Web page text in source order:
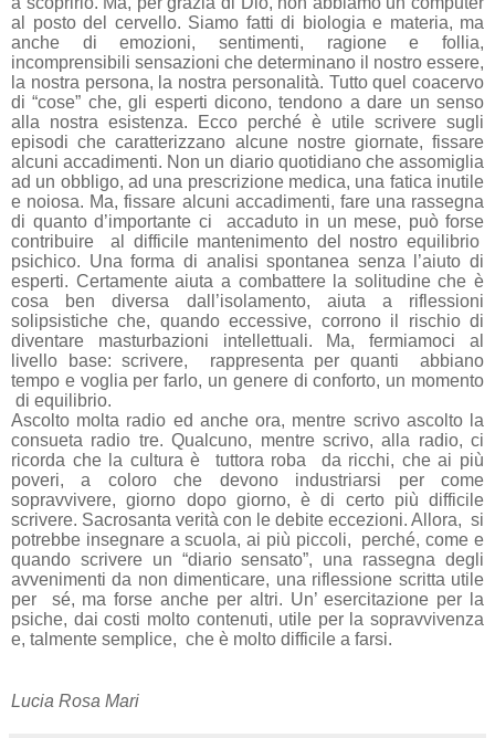
al posto del cervello. Siamo fatti di biologia e materia, ma
anche di emozioni, sentimenti, ragione e follia,
incomprensibili sensazioni che determinano il nostro essere,
la nostra persona, la nostra personalità. Tutto quel coacervo
di “cose” che, gli esperti dicono, tendono a dare un senso
alla nostra esistenza. Ecco perché è utile scrivere sugli
episodi che caratterizzano alcune nostre giornate, fissare
alcuni accadimenti. Non un diario quotidiano che assomiglia
ad un obbligo, ad una prescrizione medica, una fatica inutile
e noiosa. Ma, fissare alcuni accadimenti, fare una rassegna
di quanto d’importante ci
accaduto in un mese, può forse
contribuire
al difficile mantenimento del nostro equilibrio
psichico. Una forma di analisi spontanea senza l’aiuto di
esperti. Certamente aiuta a combattere la solitudine che è
cosa ben diversa dall’isolamento, aiuta a riflessioni
solipsistiche che, quando eccessive, corrono il rischio di
diventare masturbazioni intellettuali. Ma, fermiamoci al
livello base: scrivere,
rappresenta per quanti
abbiano
tempo e voglia per farlo, un genere di conforto, un momento
di equilibrio.
Ascolto molta radio ed anche ora, mentre scrivo ascolto la
consueta radio tre. Qualcuno, mentre scrivo, alla radio, ci
ricorda che la cultura è
tuttora roba
da ricchi, che ai più
poveri, a coloro che devono industriarsi per come
sopravvivere, giorno dopo giorno, è di certo più difficile
scrivere. Sacrosanta verità con le debite eccezioni. Allora, si
potrebbe insegnare a scuola, ai più piccoli,
perché, come e
quando scrivere un “diario sensato”, una rassegna degli
avvenimenti da non dimenticare, una riflessione scritta utile
per
sé, ma forse anche per altri. Un’ esercitazione per la
psiche, dai costi molto contenuti, utile per la sopravvivenza
e, talmente semplice, che è molto difficile a farsi.
Lucia Rosa Mari